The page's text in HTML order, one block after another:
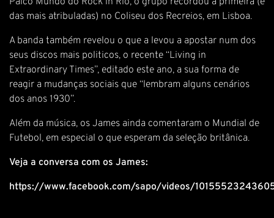
das mais atribuladas) no Coliseu dos Recreios, em Lisboa.
A banda também revelou o que a levou a apostar num dos
seus discos mais politicos, o recente “Living in
Extraordinary Times”, editado este ano, a sua forma de
reagir a mudanças sociais que “lembram alguns cenários
dos anos 1930”.
Além da música, os James ainda comentaram o Mundial de
Futebol, em especial o que esperam da seleção britânica.
Veja a conversa com os James:
https://www.facebook.com/sapo/videos/